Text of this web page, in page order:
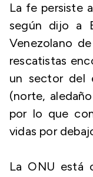
La fe persiste
según dijo a
Venezolano
rescatistas
un sector del
(norte,
por lo que
vidas por
La ONU está